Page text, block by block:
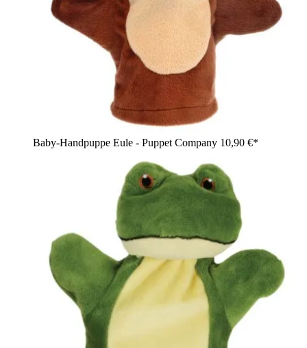
Baby-Handpuppe Eule - Puppet Company 10,90 €*